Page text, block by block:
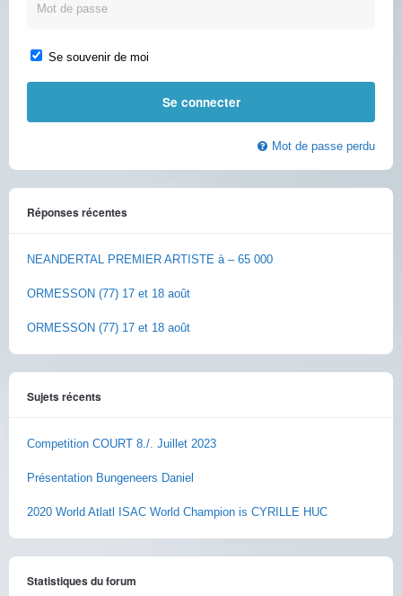
Se souvenir de moi
Mot de passe perdu
Réponses récentes
NEANDERTAL PREMIER ARTISTE à – 65 000
ORMESSON (77) 17 et 18 août
ORMESSON (77) 17 et 18 août
Sujets récents
Competition COURT 8./. Juillet 2023
Présentation Bungeneers Daniel
2020 World Atlatl ISAC World Champion is CYRILLE HUC
Statistiques du forum